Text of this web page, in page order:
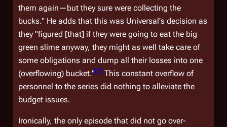
them again—but they sure were collecting the
bucks." He adds that this was Universal's decision as
they "figured [that] if they were going to eat the big
green slime anyway, they might as well take care of
some obligations and dump all their losses into one
(overflowing) bucket."[2] This constant overflow of
personnel to the series did nothing to alleviate the
budget issues.
Ironically, the only episode that did not go over-